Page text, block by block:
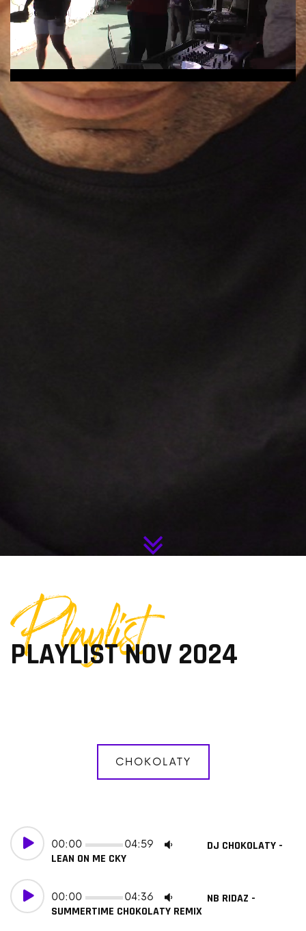
PLAYLIST NOV 2024
Playlist
CHOKOLATY
00:00 04:59
DJ CHOKOLATY -
LEAN ON ME CKY
00:00 04:36
NB RIDAZ -
SUMMERTIME CHOKOLATY REMIX